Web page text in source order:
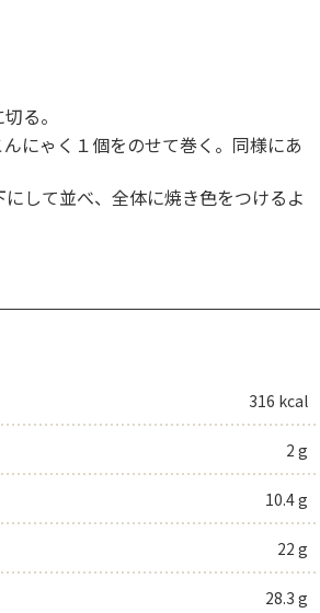
る。
にゃく１個をのせて巻く。同様にあ
して並べ、全体に焼き色をつけるよ
316 kcal
2 g
10.4 g
22 g
28.3 g